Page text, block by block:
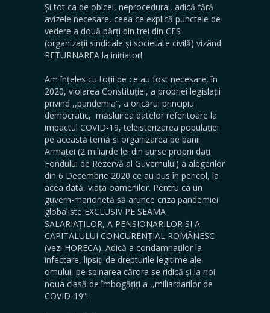
Și tot ca de obicei, neprocedural, adică fără
avizele necesare, ceea ce explică punctele de
vedere a două părți din trei din CES
(organizații sindicale și societate civilă) vizând
RETURNAREA la inițiator!
Am înțeles cu toții de ce au fost necesare, în
2020, violarea Constituției, a propriei legislații
privind ,,pandemia”, a oricărui principiu
democratic, măsluirea datelor referitoare la
impactul COVID-19, teleisterizarea populației
pe această temă și organizarea pe banii
Armatei (2 miliarde lei din surse proprii dați
Fondului de Rezervă al Guvernului) a alegerilor
din 6 Decembrie 2020 ce au pus în pericol, la
acea dată, viața oamenilor. Pentru ca un
guvern-marionetă să arunce criza pandemiei
globaliste EXCLUSIV PE SEAMA
SALARIAȚILOR, A PENSIONARILOR ȘI A
CAPITALULUI CONCURENȚIAL ROMÂNESC
(vezi HORECA). Adică a condamnaților la
infectare, lipsiți de drepturile legitime ale
omului, pe spinarea cărora se ridică și la noi
noua clasă de îmbogățiți a ,,miliardarilor de
COVID-19”!